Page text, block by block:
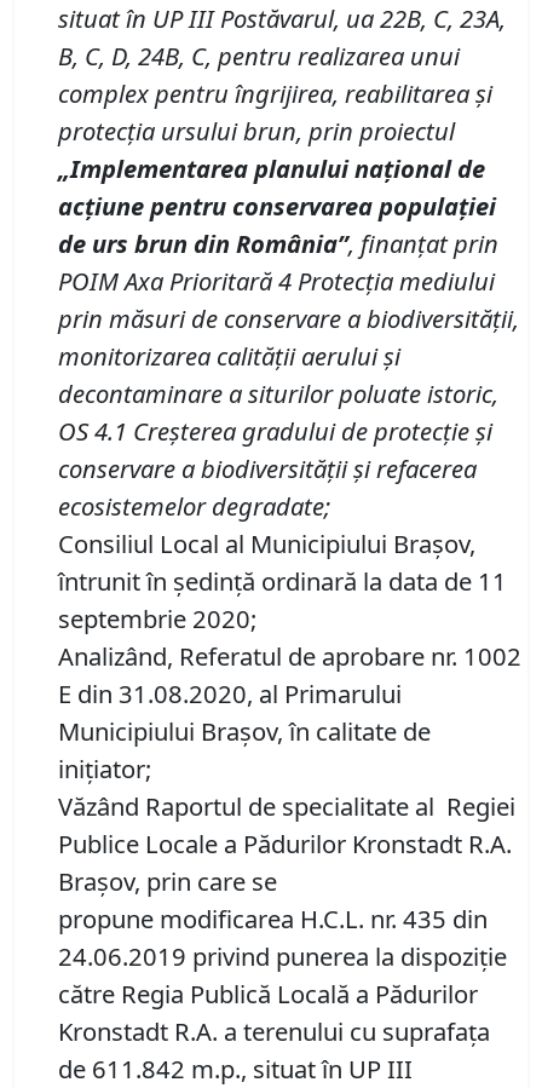
situat în UP III Postăvarul, ua 22B, C, 23A,
B, C, D, 24B, C, pentru realizarea unui
complex pentru îngrijirea, reabilitarea și
protecția ursului brun, prin proiectul
„Implementarea planului național de
acțiune pentru conservarea populației
de urs brun din România”, finanţat prin
POIM Axa Prioritară 4 Protecţia mediului
prin măsuri de conservare a biodiversităţii,
monitorizarea calităţii aerului şi
decontaminare a siturilor poluate istoric,
OS 4.1 Creşterea gradului de protecţie şi
conservare a biodiversităţii şi refacerea
ecosistemelor degradate;
Consiliul Local al Municipiului Brașov,
întrunit în ședință ordinară la data de 11
septembrie 2020;
Analizând, Referatul de aprobare nr. 1002
E din 31.08.2020, al Primarului
Municipiului Brașov, în calitate de
inițiator;
Văzând Raportul de specialitate al Regiei
Publice Locale a Pădurilor Kronstadt R.A.
Brașov, prin care se
propune modificarea H.C.L. nr. 435 din
24.06.2019 privind punerea la dispoziţie
către Regia Publică Locală a Pădurilor
Kronstadt R.A. a terenului cu suprafaţa
de 611.842 m.p., situat în UP III